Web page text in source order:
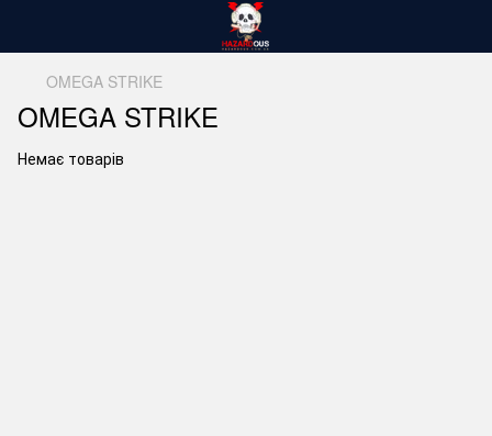
OMEGA STRIKE
OMEGA STRIKE
Немає товарів